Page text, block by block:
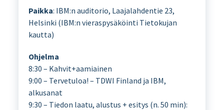
Paikka: IBM:n auditorio, Laajalahdentie 23,
Helsinki (IBM:n vieraspysäköinti Tietokujan
kautta)
Ohjelma
8:30 – Kahvit+aamiainen
9:00 – Tervetuloa! – TDWI Finland ja IBM,
alkusanat
9:30 – Tiedon laatu, alustus + esitys (n. 50 min):